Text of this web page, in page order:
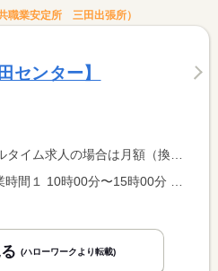
職業安定所 三田出張所）
センター】
換算額）、パート求人の場合は時間額を表示しています。
(ハローワークより転載)